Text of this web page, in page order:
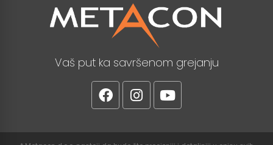
Vaš put ka savršenom grejanju